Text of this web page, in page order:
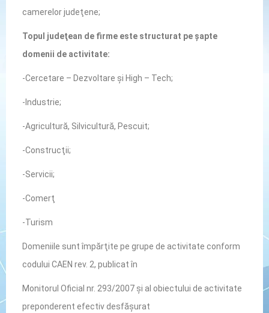
camerelor judeţene;
Topul judeţean de firme este structurat pe șapte
domenii de activitate:
-Cercetare – Dezvoltare şi High – Tech;
-Industrie;
-Agricultură, Silvicultură, Pescuit;
-Construcţii;
-Servicii;
-Comerţ
-Turism
Domeniile sunt împărţite pe grupe de activitate conform
codului CAEN rev. 2, publicat în
Monitorul Oficial nr. 293/2007 și al obiectului de activitate
preponderent efectiv desfășurat